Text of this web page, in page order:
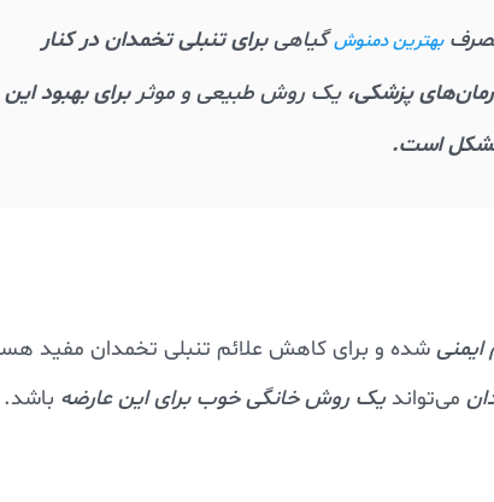
بهترین دمنوشگیاهیبرای تنبلی تخمدان در کنار
پزشکی،یک روش طبیعی و موثربرای بهبود این
است.
شده و برای کاهش علائم تنبلی تخمدان مفید
می‌تواندیک روش خانگی خوب برای این عارضه باشد.